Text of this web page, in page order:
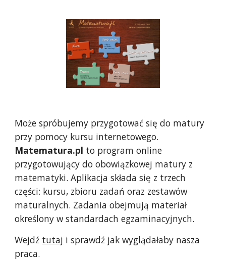
Może spróbujemy przygotować się do matury
Matematura.pl to program online
przygotowujący do obowiązkowej matury z
matematyki. Aplikacja składa się z trzech
części: kursu, zbioru zadań oraz zestawów
maturalnych. Zadania obejmują materiał
określony w standardach egzaminacyjnych.
Wejdź tutaj i sprawdź jak wyglądałaby nasza
praca.